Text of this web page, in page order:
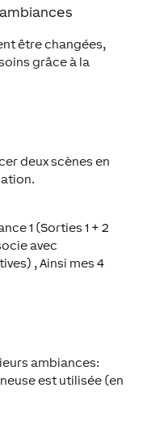
être changées,
grâce à la
deux scènes en
1 (Sorties 1 + 2
avec
, Ainsi mes 4
ambiances:
est utilisée (en